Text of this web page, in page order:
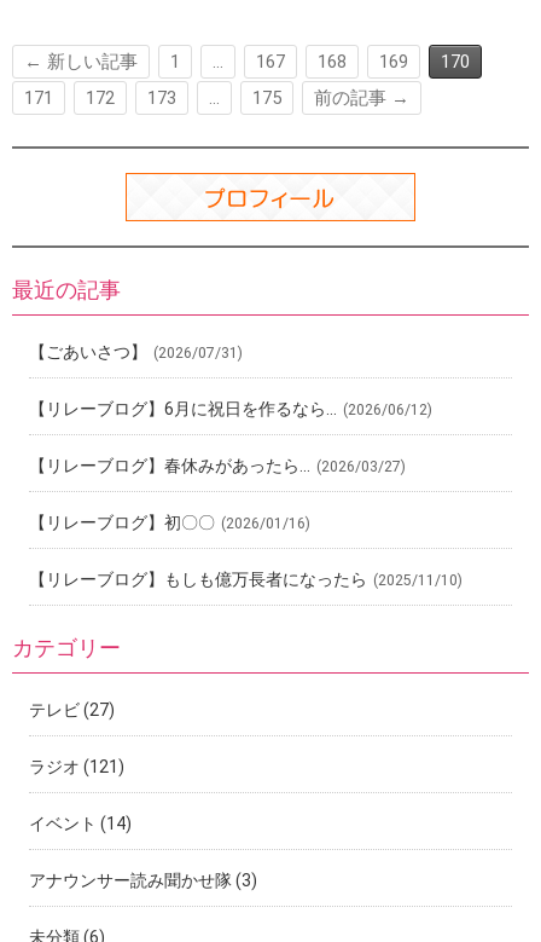
o
k
← 新しい記事 1 … 167 168 169
170
171
172 173 … 175 前の記事 →
最近の記事
【ごあいさつ】 (2026/07/31)
【リレーブログ】6月に祝日を作るなら… (2026/06/12)
【リレーブログ】春休みがあったら… (2026/03/27)
【リレーブログ】初〇〇 (2026/01/16)
【リレーブログ】もしも億万長者になったら (2025/11/10)
カテゴリー
テレビ(27)
ラジオ (121)
イベント (14)
アナウンサー読み聞かせ隊(3)
未分類(6)